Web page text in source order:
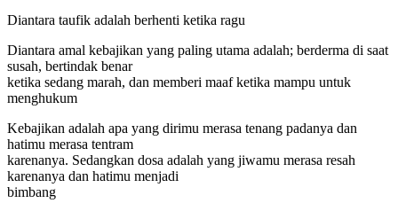
Diantara taufik adalah berhenti ketika ragu
Diantara amal kebajikan yang paling utama adalah; berderma di saat
susah, bertindak benar
ketika sedang marah, dan memberi maaf ketika mampu untuk
menghukum
Kebajikan adalah apa yang dirimu merasa tenang padanya dan
hatimu merasa tentram
karenanya. Sedangkan dosa adalah yang jiwamu merasa resah
karenanya dan hatimu menjadi
bimbang